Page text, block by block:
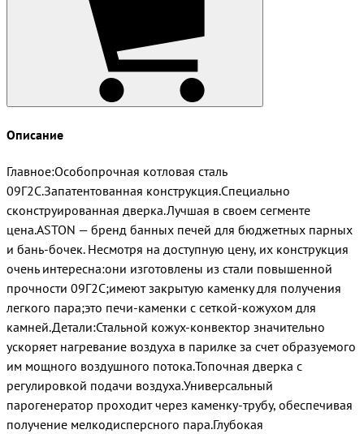
Описание
Главное:Особопрочная котловая сталь
09Г2С.Запатентованная конструкция.Специально
сконструированная дверка.Лучшая в своем сегменте
цена.ASTON — бренд банных печей для бюджетных парных
и бань-бочек. Несмотря на доступную цену, их конструкция
очень интересна:они изготовлены из стали повышенной
прочности 09Г2С;имеют закрытую каменку для получения
легкого пара;это печи-каменки с сеткой-кожухом для
камней.Детали:Стальной кожух-конвектор значительно
ускоряет нагревание воздуха в парилке за счет образуемого
им мощного воздушного потока.Топочная дверка с
регулировкой подачи воздуха.Универсальный
парогенератор проходит через каменку-трубу, обеспечивая
получение мелкодисперсного пара.Глубокая